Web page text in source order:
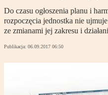
Do czasu ogłoszenia planu i
rozpoczęcia jednostka nie
ze zmianami jej zakresu i
Publikacja: 06.09.2017 06:50